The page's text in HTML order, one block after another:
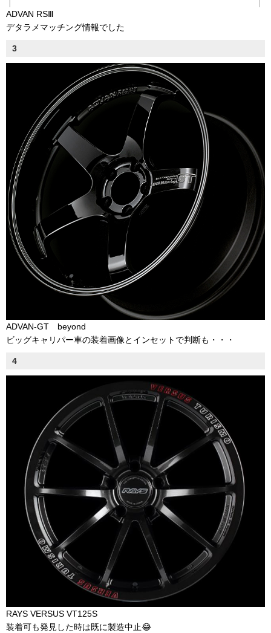
ADVAN RSⅢ
デタラメマッチング情報でした
3
ADVAN-GT beyond
ビッグキャリパー車の装着画像とインセットで判断も・・・
4
RAYS VERSUS VT125S
装着可も発見した時は既に製造中止😂